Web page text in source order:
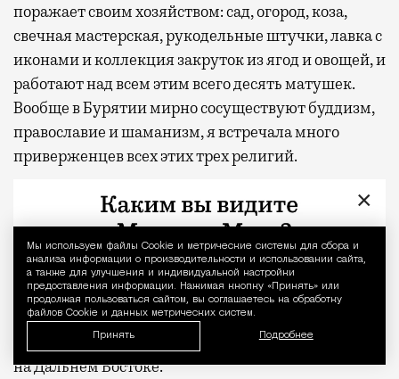
поражает своим хозяйством: сад, огород, коза,
свечная мастерская, рукодельные штучки, лавка с
иконами и коллекция закруток из ягод и овощей, и
работают над всем этим всего десять матушек.
Вообще в Бурятии мирно сосуществуют буддизм,
православие и шаманизм, я встречала много
приверженцев всех этих трех религий.
На центральном рынке можно купить обычные
сибирские товары — варенье из шишек,
жевательную хвойную смолу, сушеные грибы и
кедровые орешки. Несмотря на то что в огородах у
населения растет все — и огурцы, и помидоры, и
зелень, на рынках продается все из Турции и
Краснодара и так же дорого, как везде в Сибири и
на Дальнем Востоке.
Уведомление
Мы используем файлы Сookie и метрические системы для сбора и
анализа информации о производительности и использовании сайта,
а также для улучшения и индивидуальной настройки
предоставления информации. Нажимая кнопку «Принять» или
продолжая пользоваться сайтом, вы соглашаетесь на обработку
файлов Cookie и данных метрических систем.
Принять Подробнее
×